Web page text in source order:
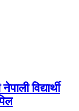
विद्यार्थी